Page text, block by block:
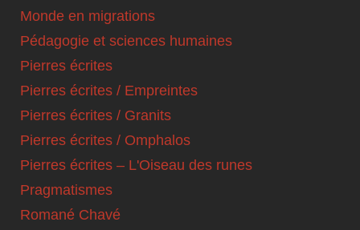
Monde en migrations
Pédagogie et sciences humaines
Pierres écrites
Pierres écrites / Empreintes
Pierres écrites / Granits
Pierres écrites / Omphalos
Pierres écrites – L'Oiseau des runes
Pragmatismes
Romané Chavé